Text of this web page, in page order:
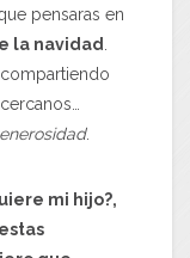
pensaras en
la navidad
.
mi hijo?,